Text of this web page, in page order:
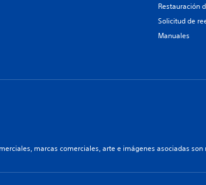
Restauración
Solicitud de
Manuales
marcas comerciales, arte e imágenes asociadas